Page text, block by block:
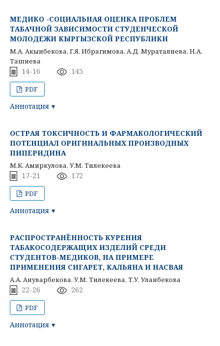
МЕДИКО -СОЦИАЛЬНАЯ ОЦЕНКА ПРОБЛЕМ
ТАБАЧНОЙ ЗАВИСИМОСТИ СТУДЕНЧЕСКОЙ
МОЛОДЕЖИ КЫРГЫЗСКОЙ РЕСПУБЛИКИ
М.А. Акынбекова, Г.Я. Ибрагимова, А.Д. Мураталиева, Н.А.
Ташиева
14-16 145
PDF
Аннотация
ОСТРАЯ ТОКСИЧНОСТЬ И ФАРМАКОЛОГИЧЕСКИЙ
ПОТЕНЦИАЛ ОРИГИНАЛЬНЫХ ПРОИЗВОДНЫХ
ПИПЕРИДИНА
М.К. Амиркулова, У.М. Тилекеева
17-21 172
PDF
Аннотация
РАСПРОСТРАНЁННОСТЬ КУРЕНИЯ
ТАБАКОСОДЕРЖАЩИХ ИЗДЕЛИЙ СРЕДИ
СТУДЕНТОВ-МЕДИКОВ, НА ПРИМЕРЕ
ПРИМЕНЕНИЯ СИГАРЕТ, КАЛЬЯНА И НАСВАЯ
А.А. Ануварбекова, У.М. Тилекеева, Т.У. Уланбекова
22-26 262
PDF
Аннотация